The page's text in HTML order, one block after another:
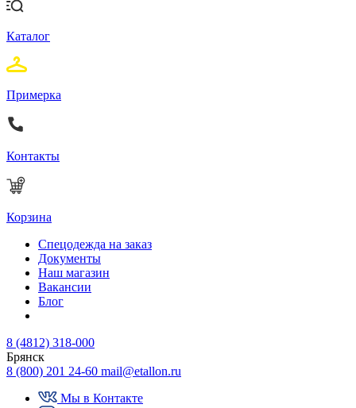
Каталог
Примерка
Контакты
Корзина
Спецодежда на заказ
Документы
Наш магазин
Вакансии
Блог
8 (4812) 318-000
Брянск
8 (800) 201 24-60 mail@etallon.ru
Мы в Контакте